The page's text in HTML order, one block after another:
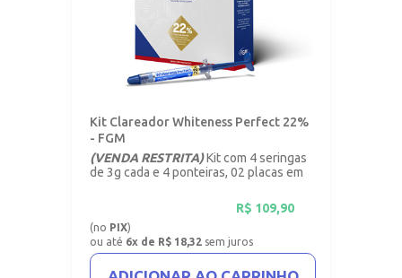
Kit Clareador Whiteness Perfect 22%
- FGM
(VENDA RESTRITA)Kit com 4 seringas
de 3g cada e 4 ponteiras, 02 placas em
R$ 109,90
(no PIX)
ou até 6x de R$ 18,32 sem juros